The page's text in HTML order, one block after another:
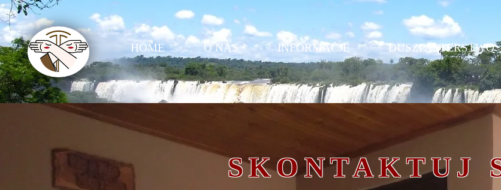
HOME O NAS INFORMACJE DUSZPASTERSTWO
SKONTAKTUJ